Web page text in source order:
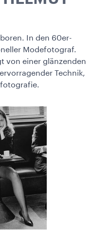
In den 60er-
Modefotograf.
von einer glänzenden
Technik,